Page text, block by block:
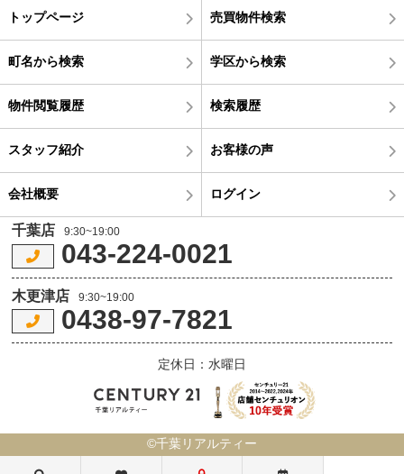
トップページ 売買物件検索
町名から検索 学区から検索
物件閲覧履歴 検索履歴
スタッフ紹介 お客様の声
会社概要 ログイン
千葉店 9:30~19:00
043-224-0021
木更津店 9:30~19:00
0438-97-7821
定休日：水曜日
©千葉リアルティー